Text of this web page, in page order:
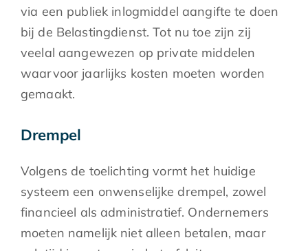
via een publiek inlogmiddel aangifte te doen
bij de Belastingdienst. Tot nu toe zijn zij
veelal aangewezen op private middelen
waarvoor jaarlijks kosten moeten worden
gemaakt.
Drempel
Volgens de toelichting vormt het huidige
systeem een onwenselijke drempel, zowel
financieel als administratief. Ondernemers
moeten namelijk niet alleen betalen, maar